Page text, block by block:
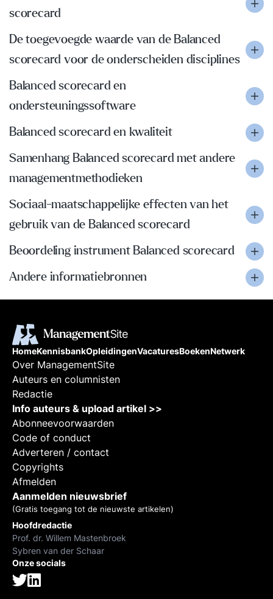
scorecard
De toegevoegde waarde van de Balanced
scorecard voor de onderscheiden disciplines
Balanced scorecard en
ondersteuningssoftware
Balanced scorecard en kwaliteit
Samenhang Balanced scorecard met andere
managementmethodieken
Sociaal-maatschappelijke effecten van het
gebruik van de Balanced scorecard
Beoordeling instrument Balanced scorecard
Andere informatiebronnen
HomeKennisbankOpleidingenVacaturesBoekenNetwerk
Over ManagementSite
Auteurs en columnisten
Redactie
Info auteurs & upload artikel >>
Abonneevoorwaarden
Code of conduct
Adverteren / contact
Copyrights
Afmelden
Aanmelden nieuwsbrief
(Gratis toegang tot de nieuwste artikelen)
Hoofdredactie
Prof. dr. Willem Mastenbroek
Sybren van der Schaar
Onze socials